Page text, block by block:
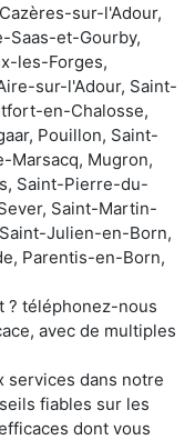
sur-l'Adour,
Saas-et-Gourby,
les-Forges,
sur-l'Adour, Saint-
en-Chalosse,
Pouillon, Saint-
Marsacq, Mugron,
Saint-Pierre-du-
Saint-Martin-
Julien-en-Born,
Parentis-en-Born,
? téléphonez-nous
avec de multiples
services dans notre
fiables sur les
dont vous